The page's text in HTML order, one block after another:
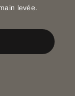
levée.